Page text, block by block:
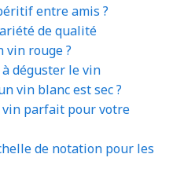
entre amis ?
de qualité
vin rouge ?
déguster le vin
vin blanc est sec ?
parfait pour votre
de notation pour les